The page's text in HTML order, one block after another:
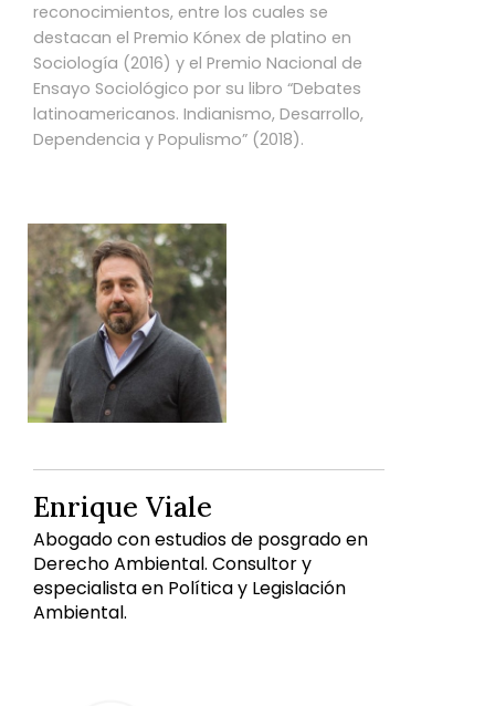
reconocimientos, entre los cuales se
destacan el Premio Kónex de platino en
Sociología (2016) y el Premio Nacional de
Ensayo Sociológico por su libro “Debates
latinoamericanos. Indianismo, Desarrollo,
Dependencia y Populismo” (2018).
Enrique Viale
Abogado con estudios de posgrado en
Derecho Ambiental. Consultor y
especialista en Política y Legislación
Ambiental.